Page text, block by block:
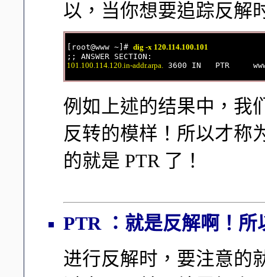
以，当你想要追踪反解
[root@www ~]# dig -x 120.114.100.101
101.100.114.120.in-addr.arpa.
例如上述的结果中，我
反转的模样！所以才称
的就是 PTR 了！
PTR ：就是反解啊！
进行反解时，要注意的